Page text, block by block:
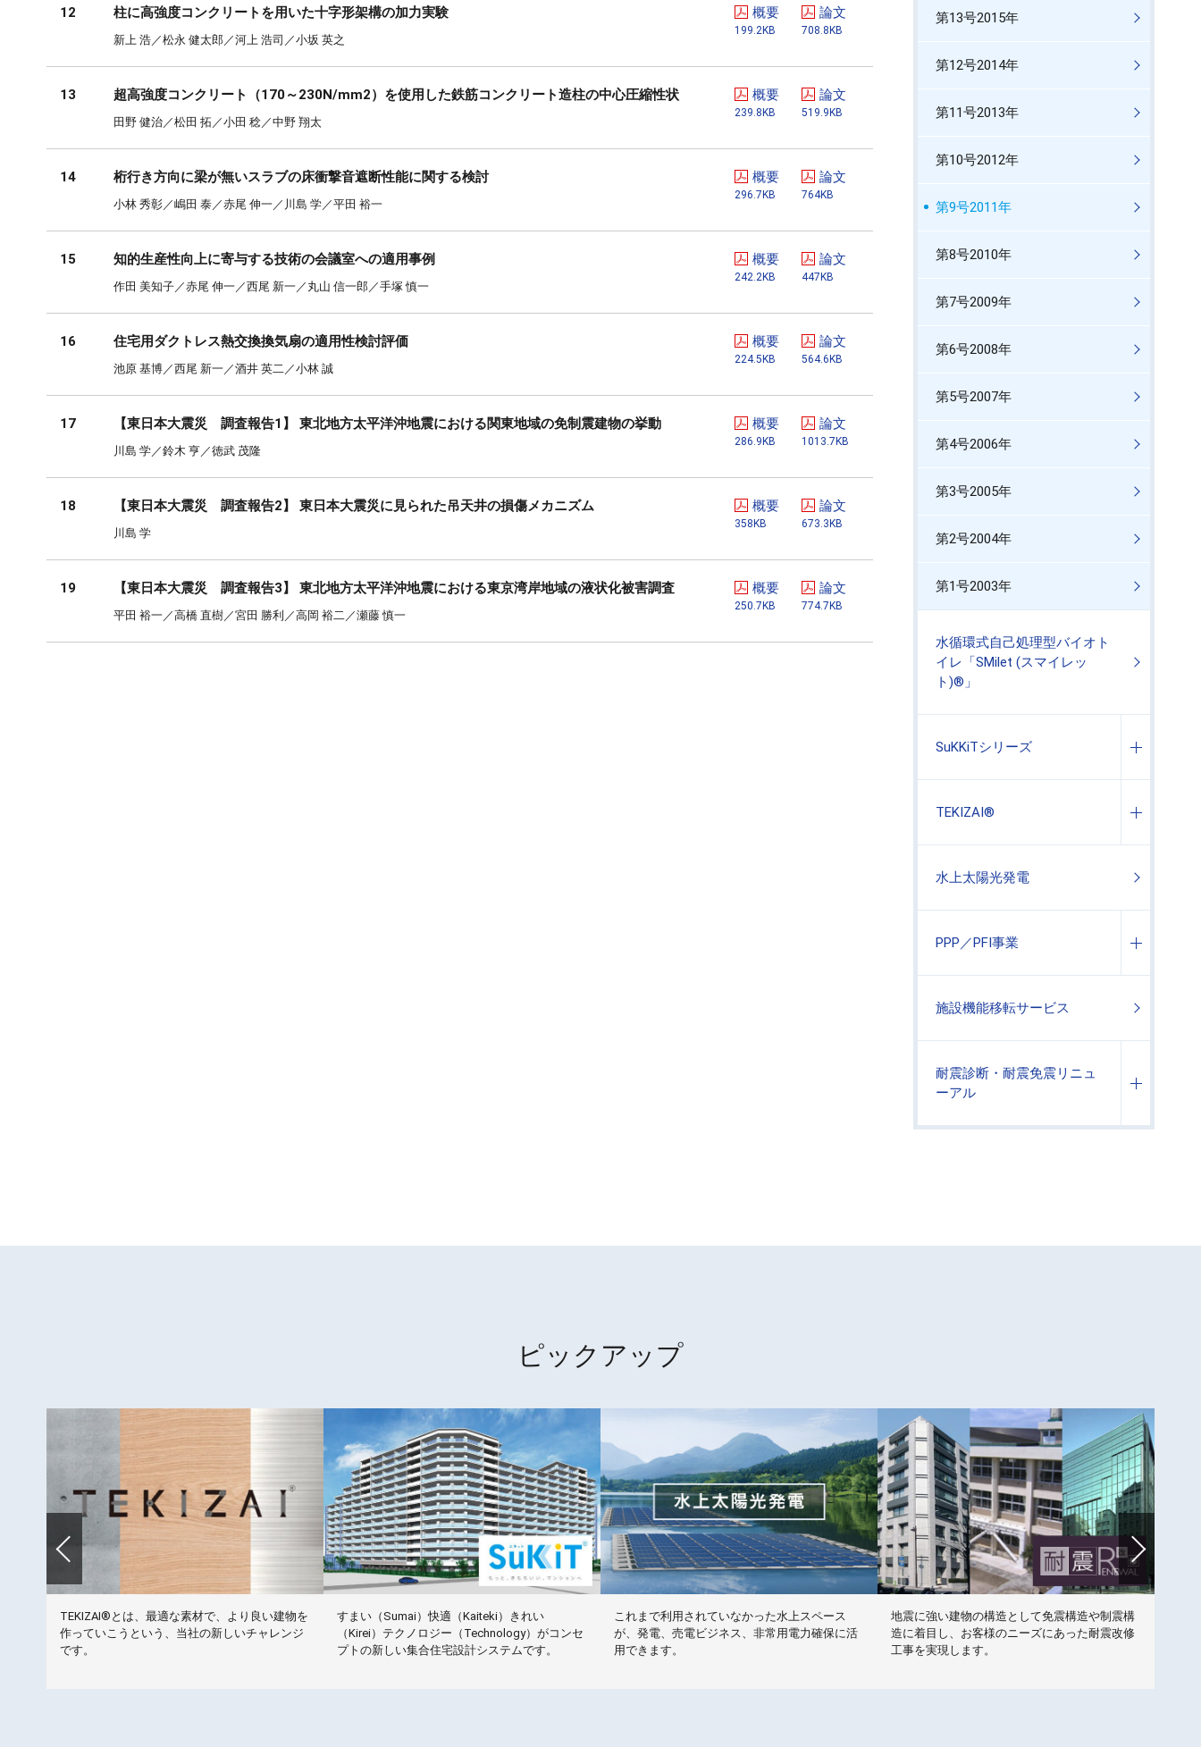
12 柱に高強度コンクリートを用いた十字形架構の加力実験
新上 浩／松永 健太郎／河上 浩司／小坂 英之
概要
199.2KB
論文
708.8KB
13 超高強度コンクリート（170～230N/mm2）を使用した鉄筋コンクリート造柱の中心圧縮性状
田野 健治／松田 拓／小田 稔／中野 翔太
概要
239.8KB
論文
519.9KB
14 桁行き方向に梁が無いスラブの床衝撃音遮断性能に関する検討
小林 秀彰／嶋田 泰／赤尾 伸一／川島 学／平田 裕一
概要
296.7KB
論文
764KB
15 知的生産性向上に寄与する技術の会議室への適用事例
作田 美知子／赤尾 伸一／西尾 新一／丸山 信一郎／手塚 慎一
概要
242.2KB
論文
447KB
16 住宅用ダクトレス熱交換換気扇の適用性検討評価
池原 基博／西尾 新一／酒井 英二／小林 誠
概要
224.5KB
論文
564.6KB
17 【東日本大震災 調査報告1】 東北地方太平洋沖地震における関東地域の免制震建物の挙動
川島 学／鈴木 亨／徳武 茂隆
概要
286.9KB
論文
1013.7KB
18 【東日本大震災 調査報告2】 東日本大震災に見られた吊天井の損傷メカニズム
川島 学
概要
358KB
論文
673.3KB
19 【東日本大震災 調査報告3】 東北地方太平洋沖地震における東京湾岸地域の液状化被害調査
平田 裕一／高橋 直樹／宮田 勝利／高岡 裕二／瀬藤 慎一
概要
250.7KB
論文
774.7KB
第13号2015年
第12号2014年
第11号2013年
第10号2012年
第9号2011年
第8号2010年
第7号2009年
第6号2008年
第5号2007年
第4号2006年
第3号2005年
第2号2004年
第1号2003年
水循環式自己処理型バイオト
イレ「SMilet (スマイレッ
ト)®」
SuKKiTシリーズ
TEKIZAI®
水上太陽光発電
PPP／PFI事業
施設機能移転サービス
耐震診断・耐震免震リニュ
ーアル
ピックアップ
TEKIZAI®とは、最適な素材で、より良い建物を
作っていこうという、当社の新しいチャレンジ
です。
すまい（Sumai）快適（Kaiteki）きれい
（Kirei）テクノロジー（Technology）がコンセ
プトの新しい集合住宅設計システムです。
これまで利用されていなかった水上スペース
が、発電、売電ビジネス、非常用電力確保に活
用できます。
地震に強い建物の構造として免震構造や制震構
造に着目し、お客様のニーズにあった耐震改修
工事を実現します。